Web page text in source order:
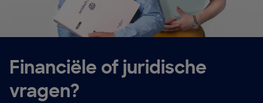
Financiële of juridische
vragen?